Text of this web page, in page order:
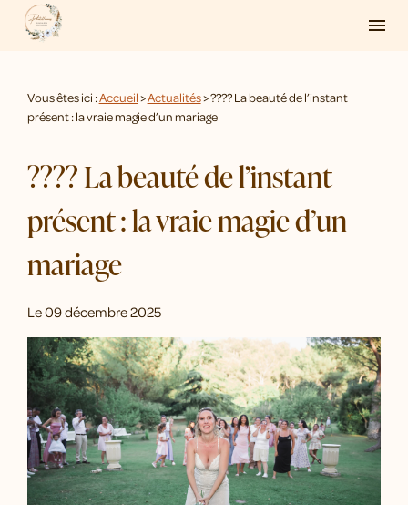
menu
Vous êtes ici :Accueil>Actualités> ???? La beauté de l’instant
présent : la vraie magie d’un mariage
???? La beauté de l’instant
présent : la vraie magie d’un
mariage
Le09 décembre 2025
Panneau de gestion des cookies